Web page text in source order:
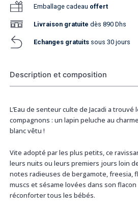
Emballage cadeau offert
Livraison gratuite dès 890 Dhs
Echanges gratuits sous 30 jours
Description et composition
L’Eau de senteur culte de Jacadi a
compagnons : un lapin peluche au
blanc vêtu !
Vite adopté par les plus petits, ce
leurs nuits ou leurs premiers jours loin
notes radieuses de bergamote, freesia,
muscs et sésame lovées dans son flacon
réconforter tous les bébés.